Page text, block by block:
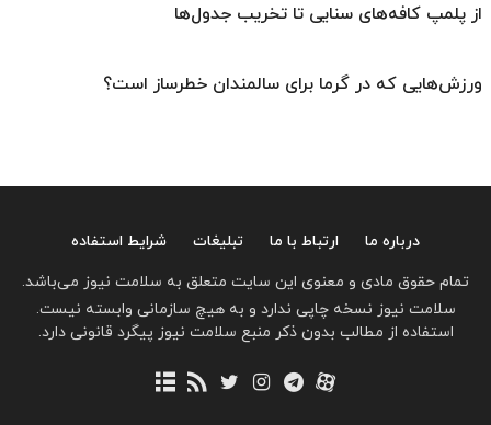
از پلمپ کافه‌های سنایی تا تخریب جدول‌ها
ورزش‌هایی که در گرما برای سالمندان خطرساز است؟
درباره ما ارتباط با ما تبلیغات
شرایط استفاده
تمام حقوق مادی و معنوی این سایت متعلق به سلامت نیوز می‌باشد.
سلامت نیوز نسخه چاپی ندارد و به هیچ سازمانی وابسته نیست.
استفاده از مطالب بدون ذکر منبع سلامت نیوز پیگرد قانونی دارد.